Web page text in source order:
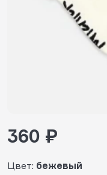
Цвет: бежевый
360 ₽